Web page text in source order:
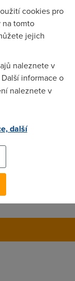
i nové hvězdy
funkce…
kterou
vstroker:
zařádit s
lepší, co
cookies pro
na tomto
jejich
naleznete v
informace o
naleznete v
další